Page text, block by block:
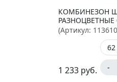
КОМБИНЕЗОН
РАЗНОЦВЕТНЫЕ
(Артикул:
1 233 руб. -